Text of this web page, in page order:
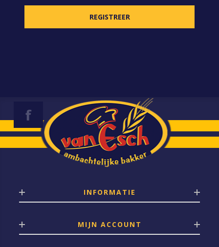
INFORMATIE
MIJN ACCOUNT